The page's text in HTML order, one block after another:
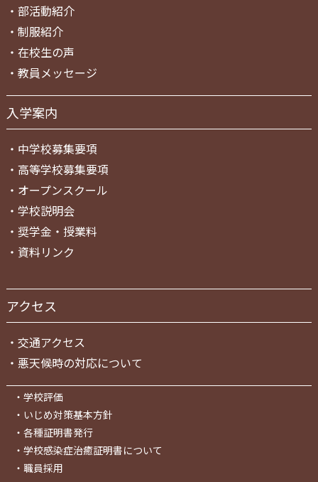
・ 部活動紹介
・ 制服紹介
・ 在校生の声
・ 教員メッセージ
入学案内
・ 中学校募集要項
・ 高等学校募集要項
・ オープンスクール
・ 学校説明会
・ 奨学金・授業料
・ 資料リンク
アクセス
・ 交通アクセス
・ 悪天候時の対応について
・ 学校評価
・ いじめ対策基本方針
・ 各種証明書発行
・ 学校感染症治癒証明書について
・ 職員採用